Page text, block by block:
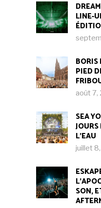
LINE-
BORIS
PIED
août 7,
SEA
L’EAU
juillet
SON,